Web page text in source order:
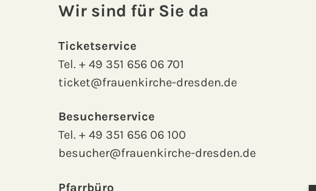
Wir sind für Sie da
Ticketservice
Tel.+ 49 351 656 06 701
ticket@frauenkirche-dresden.de
Besucherservice
Tel.+ 49 351 656 06 100
besucher@frauenkirche-dresden.de
Pfarrbüro